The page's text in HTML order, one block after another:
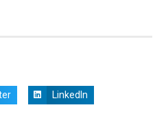
LinkedIn